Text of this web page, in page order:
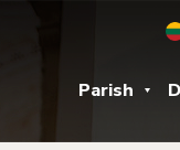
Parish